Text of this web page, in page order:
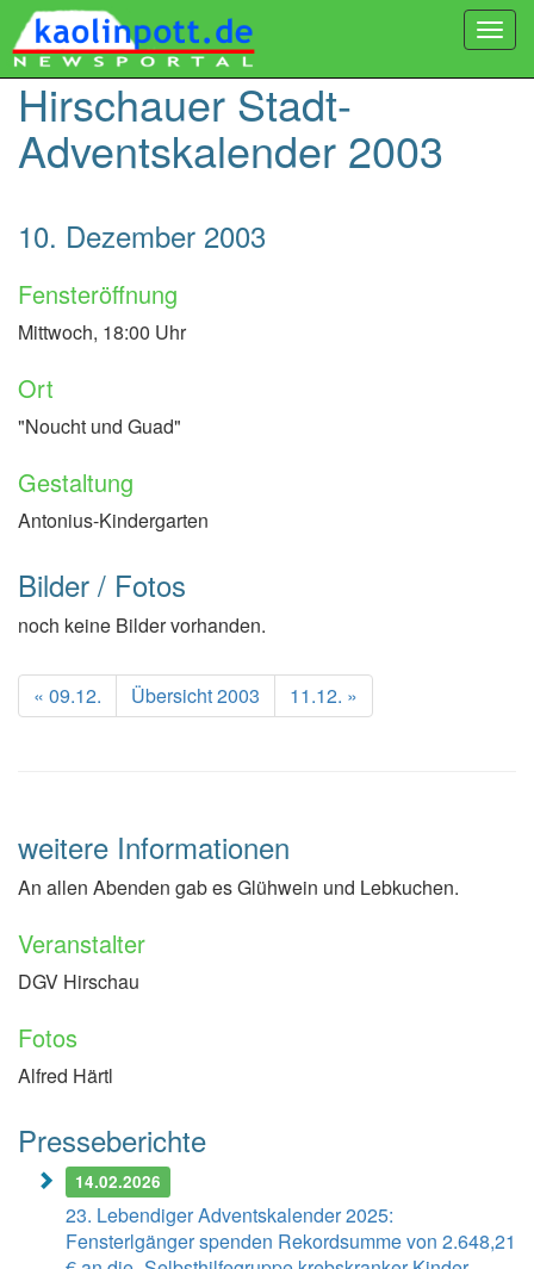
Hirschauer Stadt-
Adventskalender 2003
10. Dezember 2003
Fensteröffnung
Mittwoch, 18:00 Uhr
Ort
"Noucht und Guad"
Gestaltung
Antonius-Kindergarten
Bilder / Fotos
noch keine Bilder vorhanden.
« 09.12. 09.12.Übersicht 2003 Übersicht
2003
11.12. »
weitere Informationen
An allen Abenden gab es Glühwein und Lebkuchen.
Veranstalter
DGV Hirschau
Fotos
Alfred Härtl
Presseberichte
14.02.2026
23. Lebendiger Adventskalender 2025:
Fensterlgänger spenden Rekordsumme von 2.648,21